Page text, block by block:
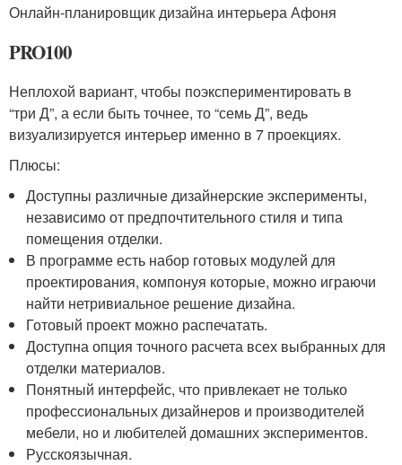
Онлайн-планировщик дизайна интерьера Афоня
PRO100
Неплохой вариант, чтобы поэкспериментировать в
“три Д”, а если быть точнее, то “семь Д”, ведь
визуализируется интерьер именно в 7 проекциях.
Плюсы:
Доступны различные дизайнерские эксперименты,
независимо от предпочтительного стиля и типа
помещения отделки.
В программе есть набор готовых модулей для
проектирования, компонуя которые, можно играючи
найти нетривиальное решение дизайна.
Готовый проект можно распечатать.
Доступна опция точного расчета всех выбранных для
отделки материалов.
Понятный интерфейс, что привлекает не только
профессиональных дизайнеров и производителей
мебели, но и любителей домашних экспериментов.
Русскоязычная.